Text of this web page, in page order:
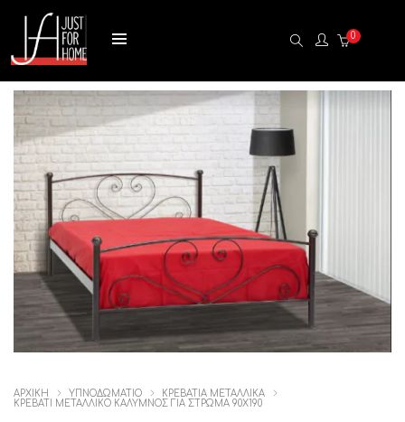
0
ΑΡΧΙΚΉ ΥΠΝΟΔΩΜΑΤΙΟ
ΚΡΕΒΑΤΙΑ ΜΕΤΑΛΛΙΚΑ
ΚΡΕΒΑΤΙ ΜΕΤΑΛΛΙΚΟ ΚΑΛΥΜΝΟΣ ΓΙΑ ΣΤΡΩΜΑ 90Χ190